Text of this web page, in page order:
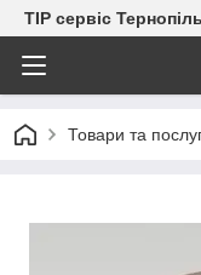
ТІР сервіс
Товари та